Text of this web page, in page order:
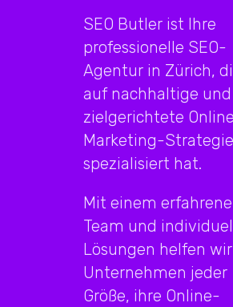
SEO Butler ist Ihre
professionelle SEO-
Agentur in Zürich,
auf nachhaltige und
zielgerichtete
Marketing-
spezialisiert hat.
Mit einem
Team und
Lösungen helfen wir
Unternehmen jeder
Größe, ihre Online-